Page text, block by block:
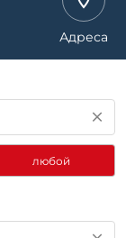
Адреса
любой